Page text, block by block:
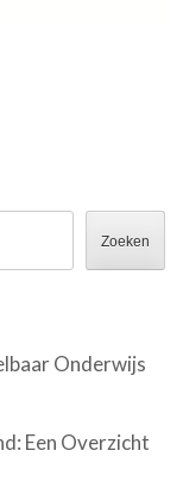
Zoeken
Onderwijs
Een Overzicht